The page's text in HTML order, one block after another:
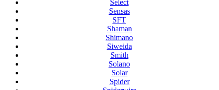
Select
Sensas
SFT
Shaman
Shimano
Siweida
Smith
Solano
Solar
Spider